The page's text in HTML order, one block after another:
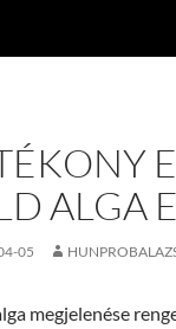
ALGA
05
megjelenése